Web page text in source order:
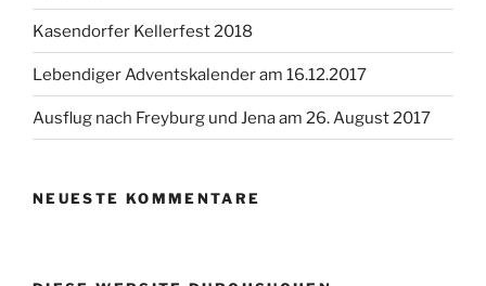
Kasendorfer Kellerfest 2018
Lebendiger Adventskalender am 16.12.2017
Ausflug nach Freyburg und Jena am 26. August 2017
NEUESTE KOMMENTARE